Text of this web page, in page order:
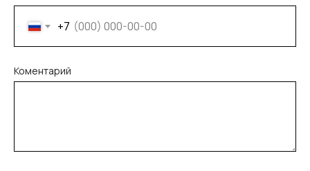
+7
Коментарий